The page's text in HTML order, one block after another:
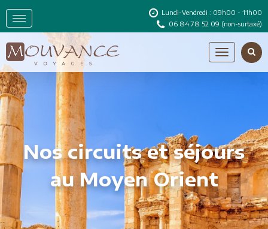
Lundi-Vendredi : 09h00 - 11h00
06 84 78 52 09 (non-surtaxé)
Nos circuits et séjours
au Moyen Orient